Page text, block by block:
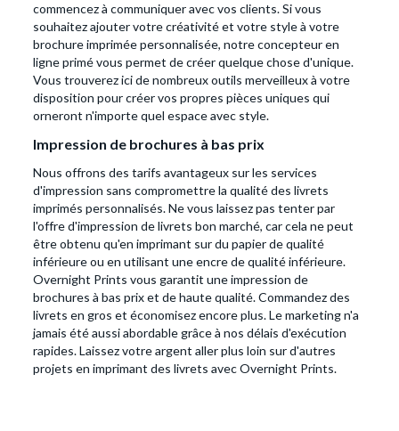
commencez à communiquer avec vos clients. Si vous
souhaitez ajouter votre créativité et votre style à votre
brochure imprimée personnalisée, notre concepteur en
ligne primé vous permet de créer quelque chose d'unique.
Vous trouverez ici de nombreux outils merveilleux à votre
disposition pour créer vos propres pièces uniques qui
orneront n'importe quel espace avec style.
Impression de brochures à bas prix
Nous offrons des tarifs avantageux sur les services
d'impression sans compromettre la qualité des livrets
imprimés personnalisés. Ne vous laissez pas tenter par
l'offre d'impression de livrets bon marché, car cela ne peut
être obtenu qu'en imprimant sur du papier de qualité
inférieure ou en utilisant une encre de qualité inférieure.
Overnight Prints vous garantit une impression de
brochures à bas prix et de haute qualité. Commandez des
livrets en gros et économisez encore plus. Le marketing n'a
jamais été aussi abordable grâce à nos délais d'exécution
rapides. Laissez votre argent aller plus loin sur d'autres
projets en imprimant des livrets avec Overnight Prints.